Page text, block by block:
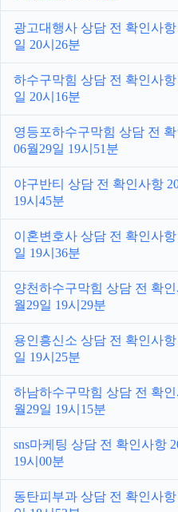
광고대행사 상담 전 확인사항
일 20시26분
하수구막힘 상담 전 확인사항
일 20시16분
영등포하수구막힘 상담 전 확
06월29일 19시51분
야구반티 상담 전 확인사항
19시45분
이혼변호사 상담 전 확인사항
일 19시36분
양천하수구막힘 상담 전 확인
월29일 19시29분
용인흥신소 상담 전 확인사항
일 19시25분
하남하수구막힘 상담 전 확인
월29일 19시15분
sns마케팅 상담 전 확인사항
19시00분
동탄피부과 상담 전 확인사항